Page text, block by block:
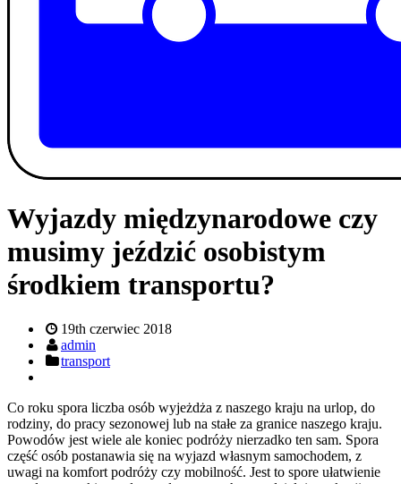
Wyjazdy międzynarodowe czy
musimy jeździć osobistym
środkiem transportu?
19th czerwiec 2018
admin
transport
Co roku spora liczba osób wyjeżdża z naszego kraju na urlop, do
rodziny, do pracy sezonowej lub na stałe za granice naszego kraju.
Powodów jest wiele ale koniec podróży nierzadko ten sam. Spora
część osób postanawia się na wyjazd własnym samochodem, z
uwagi na komfort podróży czy mobilność. Jest to spore ułatwienie